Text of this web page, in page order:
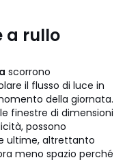
a rullo
scorrono
il flusso di luce in
della giornata.
finestre di dimensioni
possono
ultime, altrettanto
meno spazio perché